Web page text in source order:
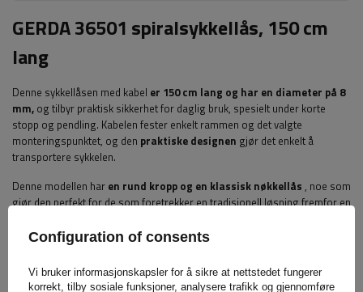
GERDA 36501 spiralsykkellås, 150 cm
lang
Denne sykkellåsen med kabel er 150 cm lang og har en diameter på 8
mm, og tilbyr praktisk sikkerhet for daglig bruk, spesielt under korte
stopp og pendling. Kabelen fester enkelt rammen og det valgte
monteringspunktet, og den praktiske designen gjør det enkelt å
transportere sykkelen.
Denne modellen har en rund kropp og en klassisk nøkkellås , noe som
gjør den perfekt for de som foretrekker en tradisjonell løsning fremfor en
oppbevare én som reserve på et trygt sted.
Den svarte fargen gir låsen et universelt utseende
som passer til de
fleste syklerog tilbehør. Den kompakte diameteren på 8 mm, lengden
Configuration of consents
Vi bruker informasjonskapsler for å sikre at nettstedet fungerer
korrekt, tilby sosiale funksjoner, analysere trafikk og gjennomføre